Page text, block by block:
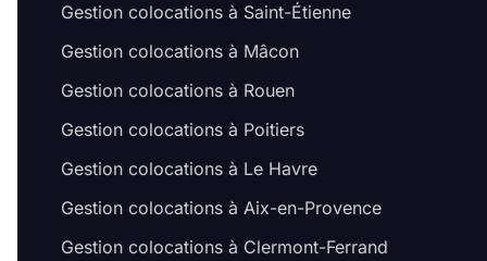
Gestion colocations à Saint-Étienne
Gestion colocations à Mâcon
Gestion colocations à Rouen
Gestion colocations à Poitiers
Gestion colocations à Le Havre
Gestion colocations à Aix-en-Provence
Gestion colocations à Clermont-Ferrand